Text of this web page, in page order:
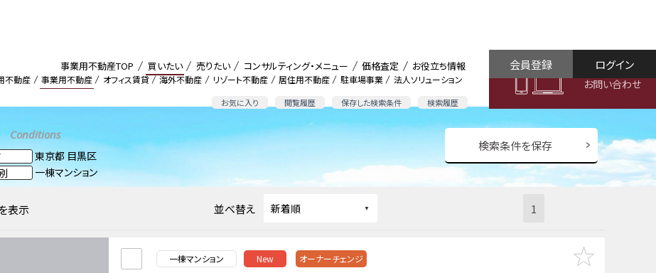
不動産 事業用不動産 オフィス賃貸 海外不動産 リゾート不動産 居住用不動産 駐車場事業 法人ソリューション
お気に入り 閲覧履歴 保存した検索条件 検索履歴
事業用不動産TOP 買いたい 売りたい コンサルティング・メニュー 価格査定 お役立ち情報
お問い合わせ
ログイン
会員登録
Conditions
東京都 目黒区
一棟マンション
検索条件を保存
表示 並べ替え 1
一棟マンション New オーナーチェンジ